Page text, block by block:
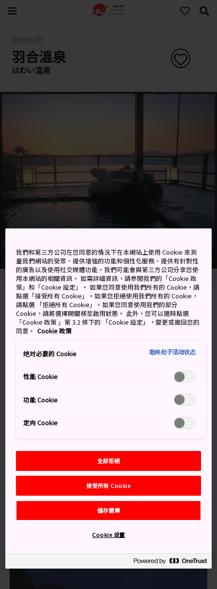
羽合溫泉
はわい温泉
Yurihama, Tohaku-gun, Tottori-ken
在 Google 地圖上檢視
關鍵字 地圖
羽合溫泉是位在東鄉湖西岸的迷
人溫泉度假村
交通方式
要前往羽合溫泉，可從倉吉站搭巴士約 20 分鐘。
我們和第三方公司在您同意的情況下在本網站上使用 Cookie 來測
量我們網站的受眾、提供增強的功能和個性化服務、提供有針對性
的廣告以及使用社交媒體功能。我們可能會與第三方公司分享您使
用本網站的相關資訊。 如需詳細資訊，請參閱我們的「Cookie 政
策」和「Cookie 設定」。 如果您同意使用我們所有的 Cookie，請
點選「接受所有 Cookie」。如果您拒絕使用我們所有的 Cookie，
請點選 「拒絕所有 Cookie」。如果您同意使用我們的部分
Cookie，請將選擇開關移至啟用狀態。 此外，您可以隨時點選
「Cookie 政策 」第 3.2 條下的 「Cookie 設定」，變更或撤回您的
同意。 Cookie 政策
绝对必要的 Cookie 始终处于活动状态
性能 Cookie
功能 Cookie
定向 Cookie
全部拒絕
接受所有 Cookie
儲存選擇
Cookie 设置